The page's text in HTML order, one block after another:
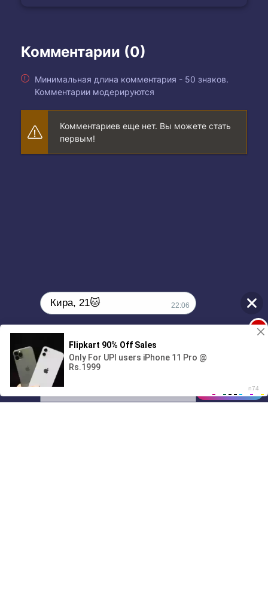
Комментарии (0)
Минимальная длина комментария - 50 знаков.
Комментарии модерируются
Комментариев еще нет. Вы можете стать
первым!
01/07
00:00
Кира, 21🐱 22:06
Поиграешь со мной? 💖🐾
1